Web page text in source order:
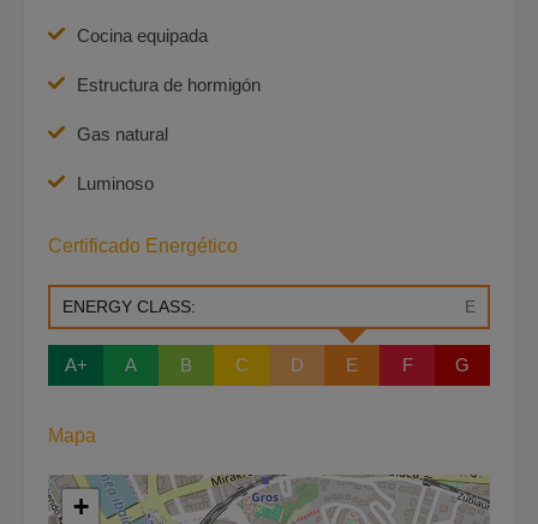
Cocina equipada
Estructura de hormigón
Gas natural
Luminoso
Certificado Energético
ENERGY CLASS: E
A+ A B C D E F G
Mapa
+